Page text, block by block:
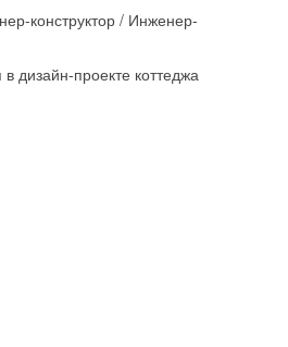
конструктор / Инженер-
дизайн-проекте коттеджа